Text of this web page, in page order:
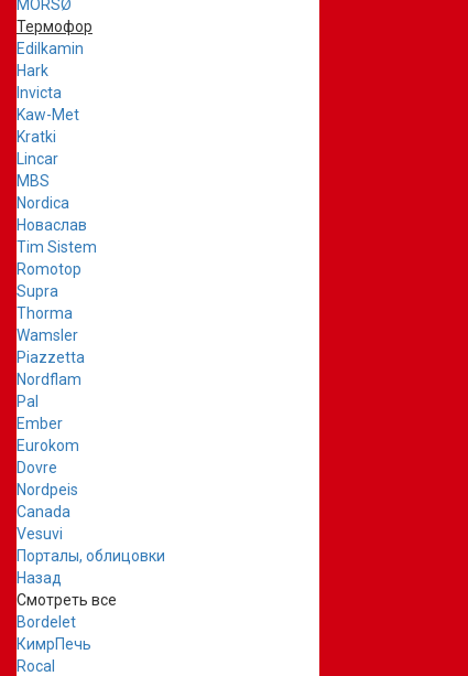
MORSØ
Термофор
Edilkamin
Hark
Invicta
Kaw-Met
Kratki
Lincar
MBS
Nordica
Новаслав
Tim Sistem
Romotop
Supra
Thorma
Wamsler
Piazzetta
Nordflam
Pal
Ember
Eurokom
Dovre
Nordpeis
Canada
Vesuvi
Порталы, облицовки
Назад
Смотреть все
Bordelet
КимрПечь
Rocal